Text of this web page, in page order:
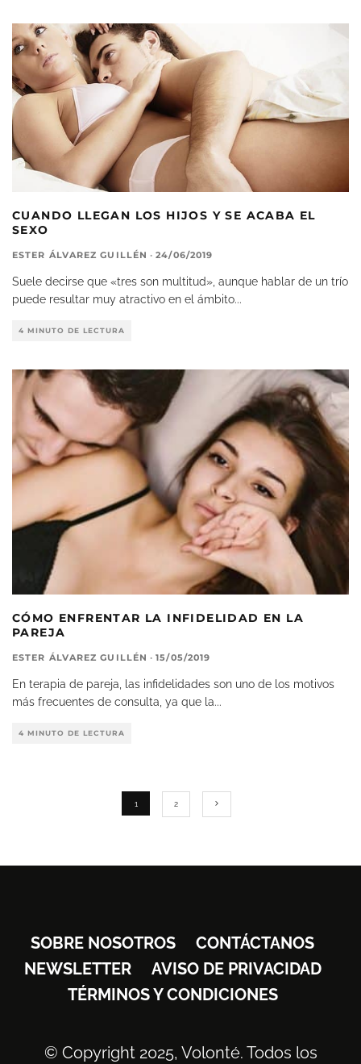
CUANDO LLEGAN LOS HIJOS Y SE ACABA EL
SEXO
ESTER ÁLVAREZ GUILLÉN · 24/06/2019
Suele decirse que «tres son multitud», aunque hablar de un trío
puede resultar muy atractivo en el ámbito...
4 MINUTO DE LECTURA
CÓMO ENFRENTAR LA INFIDELIDAD EN LA
PAREJA
ESTER ÁLVAREZ GUILLÉN · 15/05/2019
En terapia de pareja, las infidelidades son uno de los motivos
más frecuentes de consulta, ya que la...
4 MINUTO DE LECTURA
1 2
SOBRE NOSOTROS
CONTÁCTANOS
NEWSLETTER
AVISO DE PRIVACIDAD
TÉRMINOS Y CONDICIONES
© Copyright 2025, Volonté. Todos los